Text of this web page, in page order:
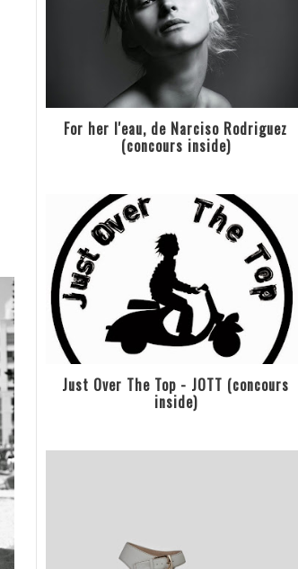
For her l'eau, de Narciso Rodriguez
(concours inside)
Just Over The Top - JOTT (concours
inside)